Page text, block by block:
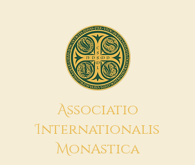
Associatio
Internationalis
MonAstica